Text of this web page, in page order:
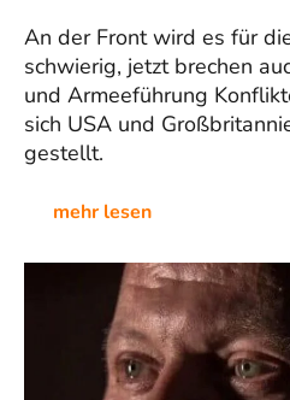
An der Front wird es für
schwierig, jetzt brechen
und Armeeführung
sich USA und
gestellt.
mehr lesen